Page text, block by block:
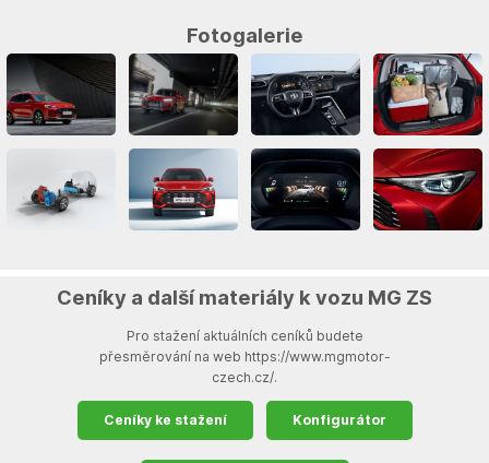
Fotogalerie
Ceníky a další materiály k vozu MG ZS
Pro stažení aktuálních ceníků budete
přesměrování na web https://www.mgmotor-
czech.cz/.
Ceníky ke stažení Konfigurátor